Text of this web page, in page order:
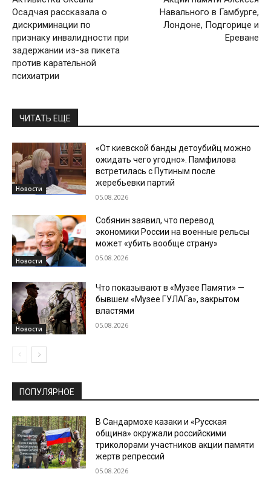
Осадчая рассказала о
дискриминации по
признаку инвалидности при
задержании из-за пикета
против карательной
психиатрии
Навального в Гамбурге,
Лондоне, Подгорице и
Ереване
ЧИТАТЬ ЕЩЕ
Новости
«От киевской банды детоубийц можно
ожидать чего угодно». Памфилова
встретилась с Путиным после
жеребьевки партий
05.08.2026
Новости
Собянин заявил, что перевод
экономики России на военные рельсы
может «убить вообще страну»
05.08.2026
Новости
Что показывают в «Музее Памяти» —
бывшем «Музее ГУЛАГа», закрытом
властями
05.08.2026
ПОПУЛЯРНОЕ
В Сандармохе казаки и «Русская
община» окружали российскими
триколорами участников акции памяти
жертв репрессий
05.08.2026